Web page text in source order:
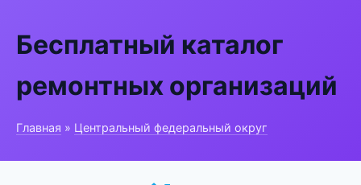
Бесплатный каталог
ремонтных организаций
Главная » Центральный федеральный округ